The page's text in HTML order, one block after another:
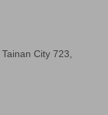
City 723,